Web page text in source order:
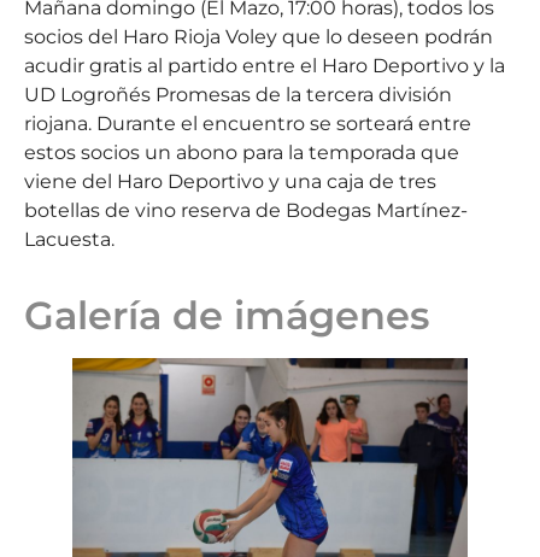
Mañana domingo (El Mazo, 17:00 horas), todos los
socios del Haro Rioja Voley que lo deseen podrán
acudir gratis al partido entre el Haro Deportivo y la
UD Logroñés Promesas de la tercera división
riojana. Durante el encuentro se sorteará entre
estos socios un abono para la temporada que
viene del Haro Deportivo y una caja de tres
botellas de vino reserva de Bodegas Martínez-
Lacuesta.
Galería de imágenes